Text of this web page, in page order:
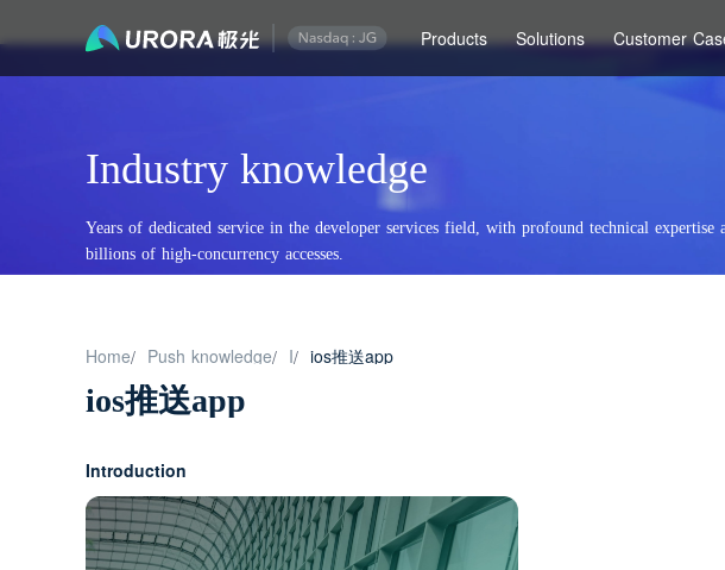
Products Solutions Customer
Industry knowledge
Years of dedicated service in the developer services field, with profound technical
billions of high-concurrency accesses.
Home/ Push knowledge/ I/ ios推送app
ios推送app
Introduction